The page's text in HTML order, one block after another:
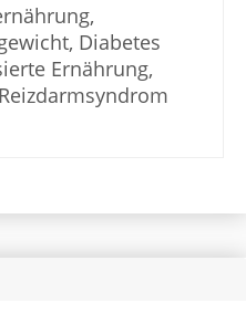
Diabetes
Ernährung,